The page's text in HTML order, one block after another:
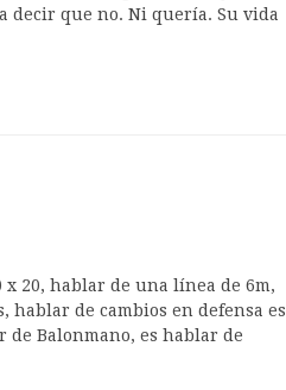
decir que no. Ni quería. Su vida
20, hablar de una línea de 6m,
hablar de cambios en defensa es
de Balonmano, es hablar de